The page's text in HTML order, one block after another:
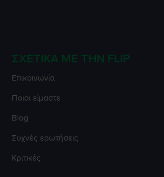
ΣΧΕΤΙΚΆ ΜΕ ΤΗΝ FLIP
Επικοινωνία
Ποιοι είμαστε
Blog
Συχνές ερωτήσεις
Κριτικές